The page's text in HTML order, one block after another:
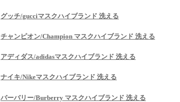
グッチ/gucciマスクハイブランド 洗える
チャンピオン/Champion マスクハイブランド 洗える
アディダス/adidasマスクハイブランド 洗える
ナイキ/Nikeマスクハイブランド 洗える
バーバリー/Burberry マスクハイブランド 洗える